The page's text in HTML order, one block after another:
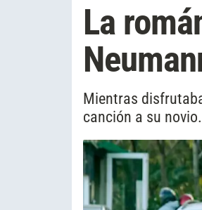
La
Mientras
canción a su novio.